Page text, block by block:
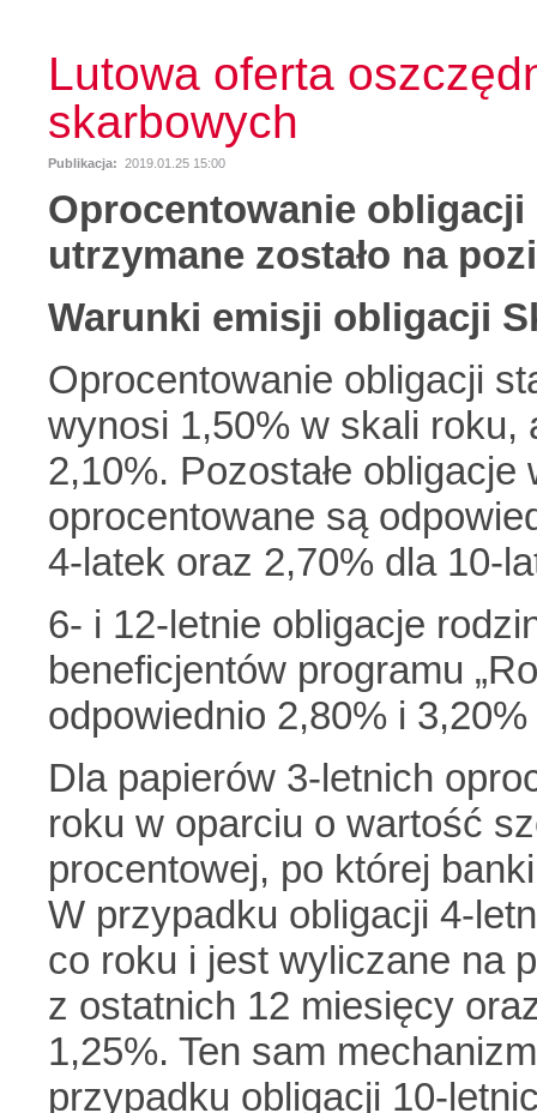
Lutowa oferta
skarbowych
Publikacja: 2019.01.25 15:00
Oprocentowanie
utrzymane zostało na
Warunki emisji obligacji
Oprocentowanie obligacji
wynosi 1,50% w skali roku,
2,10%. Pozostałe
oprocentowane są
4-latek oraz 2,70% dla 10-
6- i 12-letnie obligacje
beneficjentów programu
odpowiednio 2,80% i
Dla papierów 3-letnich
roku w oparciu o wartość
procentowej, po której
W przypadku obligacji 4-
co roku i jest wyliczane na
z ostatnich 12 miesięcy
1,25%. Ten sam
przypadku obligacji 10-